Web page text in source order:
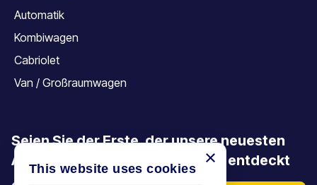
Automatik
Kombiwagen
Cabriolet
Van / Großraumwagen
Seien Sie der Erste, der unsere neuesten
Angebote, Aktionen und Artikel entdeckt
×
This website uses cookies